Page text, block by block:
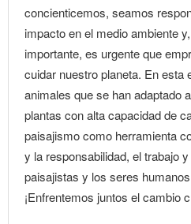
concienticemos, seamos
impacto en el medio ambiente
importante, es urgente que
cuidar nuestro planeta. En esta
animales que se han adaptado
plantas con alta capacidad de
paisajismo como herramienta
y la responsabilidad, el trabajo
paisajistas y los seres
¡Enfrentemos juntos el cambio